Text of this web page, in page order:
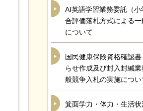
AI英語学習業務委託（
合評価落札方式による
について
国民健康保険資格確認
らせ作成及び封入封緘
般競争入札の実施につい
箕面学力・体力・生活